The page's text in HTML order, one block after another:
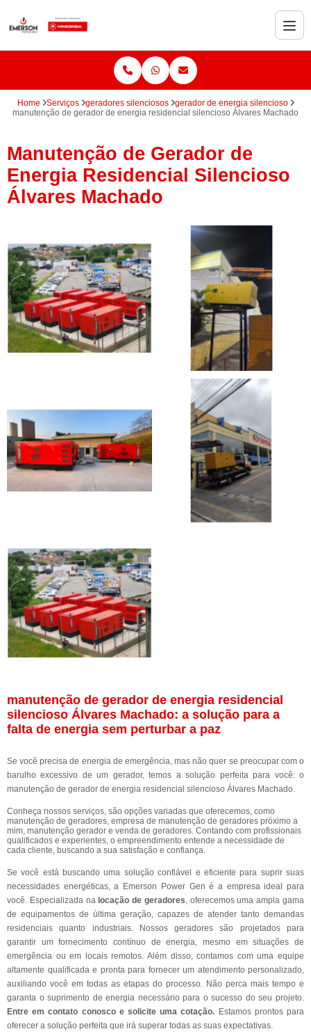
Home Serviços geradores silenciosos
gerador de energia silencioso
manutenção de gerador de energia residencial silencioso Álvares Machado
Manutenção de Gerador de
Energia Residencial Silencioso
Álvares Machado
manutenção de gerador de energia residencial
silencioso Álvares Machado: a solução para a
falta de energia sem perturbar a paz
Se você precisa de energia de emergência, mas não quer se preocupar com o
barulho excessivo de um gerador, temos a solução perfeita para você: o
manutenção de gerador de energia residencial silencioso Álvares Machado.
Conheça nossos serviços, são opções variadas que oferecemos, como
manutenção de geradores, empresa de manutenção de geradores próximo a
mim, manutenção gerador e venda de geradores. Contando com profissionais
qualificados e experientes, o empreendimento entende a necessidade de
cada cliente, buscando a sua satisfação e confiança.
Se você está buscando uma solução confiável e eficiente para suprir suas
necessidades energéticas, a Emerson Power Gen é a empresa ideal para
você. Especializada na locação de geradores, oferecemos uma ampla gama
de equipamentos de última geração, capazes de atender tanto demandas
residenciais quanto industriais. Nossos geradores são projetados para
garantir um fornecimento contínuo de energia, mesmo em situações de
emergência ou em locais remotos. Além disso, contamos com uma equipe
altamente qualificada e pronta para fornecer um atendimento personalizado,
auxiliando você em todas as etapas do processo. Não perca mais tempo e
garanta o suprimento de energia necessário para o sucesso do seu projeto.
Entre em contato conosco e solicite uma cotação. Estamos prontos para
oferecer a solução perfeita que irá superar todas as suas expectativas.